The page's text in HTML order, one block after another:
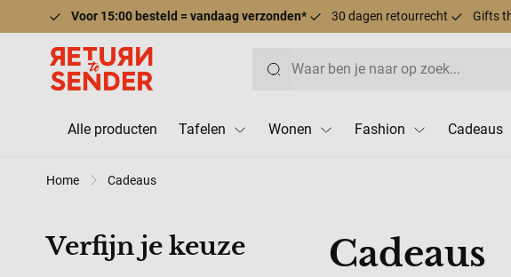
Voor 15:00 besteld = vandaag verzonden* 30 dagen retourrecht Gifts
Alle producten Tafelen Wonen Fashion Cadeaus
Home Cadeaus
Verfijn je keuze Cadeaus